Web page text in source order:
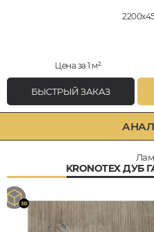
Цена за 1 м²
БЫСТРЫЙ ЗАКАЗ
KRONOTEX ДУБ